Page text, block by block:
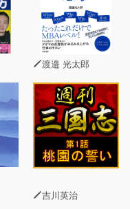
渡邉 光太郎
吉川英治